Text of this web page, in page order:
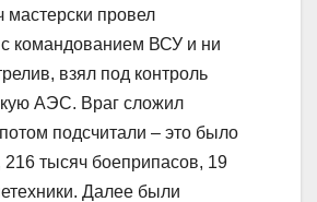
мастерски провел
командованием ВСУ и ни
взял под контроль
АЭС. Враг сложил
подсчитали – это было
216 тысяч боеприпасов, 19
Далее были